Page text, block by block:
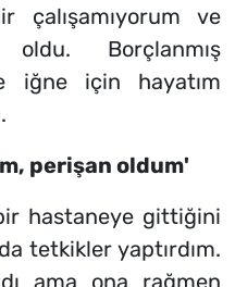
çalışamıyorum ve
Borçlanmış
iğne için hayatım
perişan oldum'
hastaneye gittiğini
tetkikler yaptırdım.
ama ona rağmen